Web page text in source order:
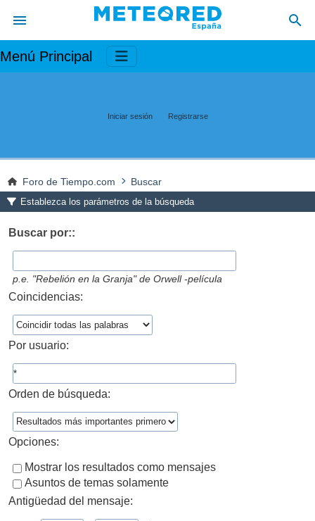
Menú Principal
Iniciar sesión Registrarse
Foro de Tiempo.com Buscar
Establezca los parámetros de la búsqueda
Buscar por::
p.e. "Rebelión en la Granja" de Orwell -película
Coincidencias:
Por usuario:
Orden de búsqueda:
Opciones:
Mostrar los resultados como mensajes
Asuntos de temas solamente
Antigüedad del mensaje: